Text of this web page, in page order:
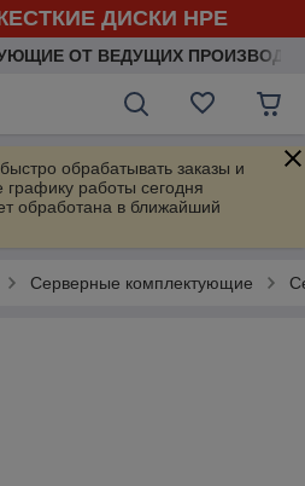
ДИСКИ HPE
ОТ ВЕДУЩИХ
обрабатывать заказы и
работы сегодня
обработана в ближайший
Серверные комплектующие